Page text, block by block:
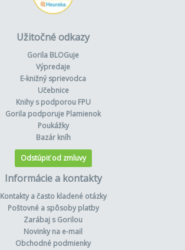
Užitočné odkazy
Gorila BLOGuje
Výpredaje
E-knižný sprievodca
Učebnice
Knihy s podporou FPU
Gorila podporuje Plamienok
Poukážky
Bazár kníh
Odstúpiť od zmluvy
Informácie a kontakty
Kontakty a často kladené otázky
Poštovné a spôsoby platby
Zarábaj s Gorilou
Novinky na e-mail
Obchodné podmienky